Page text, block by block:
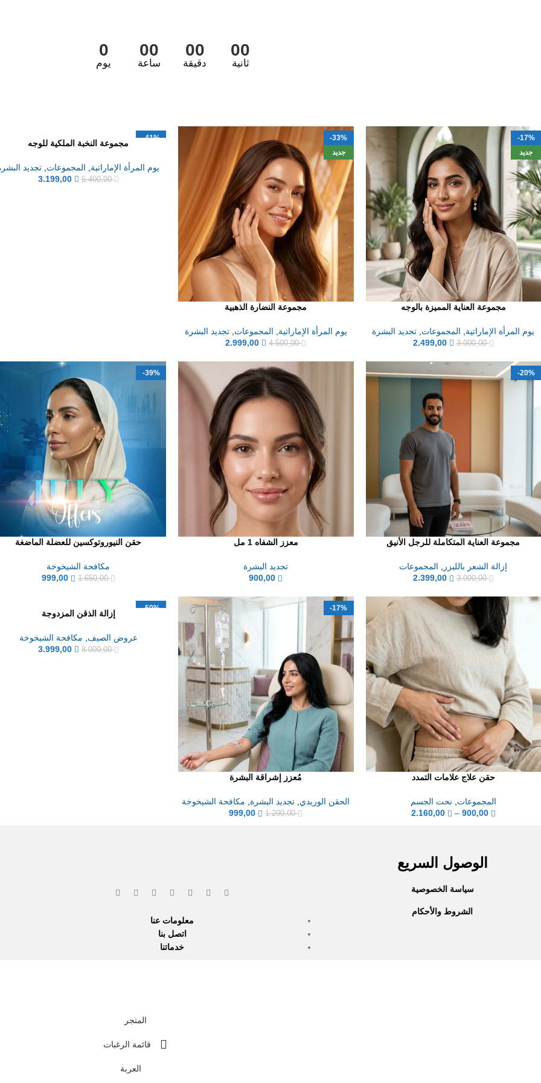
0
يوم
00
ساعة
00
دقيقة
00
ثانية
-17%
جديد
مجموعة العناية المميزة بالوجه
يوم المرأة الإماراتية المجموعات تجديد البشرة
3.000,00
2.499,00
-33%
جديد
مجموعة النضارة الذهبية
يوم المرأة الإماراتية المجموعات ,تجديد البشرة
4.500,00
2.999,00
-41%
مجموعة النخبة الملكية للوجه
يوم المرأة الإماراتية المجموعات تجديد
5.400,00
3.199,00
-20%
مجموعة العناية المتكاملة للرجل الأنيق
إزالة الشعر بالليزر , المجموعات
3.000,00
2.399,00
معزز الشفاه 1 مل
تجديد البشرة
900,00
-39%
حقن النيوروتوكسين للعضلة الماضغة
مكافحة الشيخوخة
1.650,00
999,00
حقن علاج علامات التمدد
المجموعات, نحت الجسم
900,00
–
2.160,00
-17%
مُعزز إشراقة البشرة
الحقن الوريدي, تجديد البشرة, مكافحة الشيخوخة
1.200,00
999,00
-50%
إزالة الذقن المزدوجة
عروض الصيف مكافحة الشيخوخة
8.000,00
3.999,00
الوصول السريع
سياسة الخصوصية
الشروط والأحكام
معلومات عنا
اتصل بنا
خدماتنا
المتجر
قائمة الرغبات
العربة